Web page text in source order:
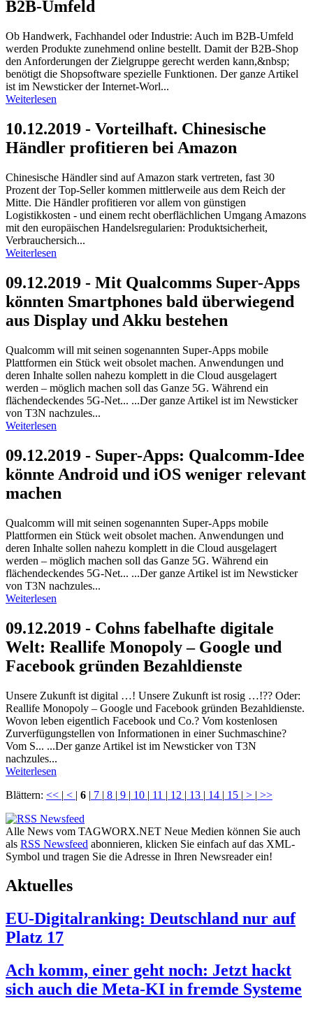
B2B-Umfeld
Ob Handwerk, Fachhandel oder Industrie: Auch im B2B-Umfeld
werden Produkte ­zunehmend online bestellt. Damit der B2B-Shop
den Anforderungen der Zielgruppe gerecht werden kann,&nbsp;
benötigt die Shopsoftware spezielle Funktionen. Der ganze Artikel
ist im Newsticker der Internet-Worl...
Weiterlesen
10.12.2019 - Vorteilhaft. Chinesische
Händler profitieren bei Amazon
Chinesische Händler sind auf Amazon stark vertreten, fast 30
Prozent der Top-Seller kommen mittlerweile aus dem Reich der
Mitte. Die Händler profitieren vor allem von günstigen
Logistikkosten - und einem recht oberflächlichen Umgang Amazons
mit den europäischen Handelsregularien: Produktsicherheit,
Verbrauchersich...
Weiterlesen
09.12.2019 - Mit Qualcomms Super-Apps
könnten Smartphones bald überwiegend
aus Display und Akku bestehen
Qualcomm will mit seinen sogenannten Super-Apps mobile
Plattformen ein Stück weit obsolet machen. Anwendungen und
deren Inhalte sollen nahezu komplett in die Cloud ausgelagert
werden – möglich machen soll das Ganze 5G. Während ein
flächendeckendes 5G-Net... ...Der ganze Artikel ist im Newsticker
von T3N nachzules...
Weiterlesen
09.12.2019 - Super-Apps: Qualcomm-Idee
könnte Android und iOS weniger relevant
machen
Qualcomm will mit seinen sogenannten Super-Apps mobile
Plattformen ein Stück weit obsolet machen. Anwendungen und
deren Inhalte sollen nahezu komplett in die Cloud ausgelagert
werden – möglich machen soll das Ganze 5G. Während ein
flächendeckendes 5G-Net... ...Der ganze Artikel ist im Newsticker
von T3N nachzules...
Weiterlesen
09.12.2019 - Cohns fabelhafte digitale
Welt: Reallife Monopoly – Google und
Facebook gründen Bezahldienste
Unsere Zukunft ist digital …! Unsere Zukunft ist rosig …!?? Oder:
Reallife Monopoly – Google und Facebook gründen Bezahldienste.
Wovon leben eigentlich Facebook und Co.? Vom kostenlosen
Zurverfügungstellen von Informationen in einer Suchmaschine?
Vom S... ...Der ganze Artikel ist im Newsticker von T3N
nachzules...
Weiterlesen
Blättern: << | < | 6 | 7 | 8 | 9 | 10 | 11 | 12 | 13 | 14 | 15 | > | >>
Alle News vom TAGWORX.NET Neue Medien können Sie auch
als RSS Newsfeed abonnieren, klicken Sie einfach auf das XML-
Symbol und tragen Sie die Adresse in Ihren Newsreader ein!
Aktuelles
EU-Digitalranking: Deutschland nur auf
Platz 17
Ach komm, einer geht noch: Jetzt hackt
sich auch die Meta-KI in fremde Systeme